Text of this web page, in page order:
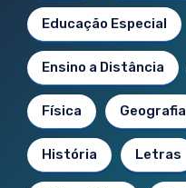
Educação Especial
Ensino a Distância
Física Geografia
História Letras